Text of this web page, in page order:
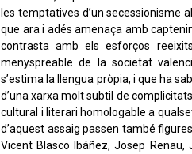
les temptatives d’un secessionisme
que ara i adés amenaça amb
contrasta amb els esforços
menyspreable de la societat
s’estima la llengua pròpia, i que ha
d’una xarxa molt subtil de
cultural i literari homologable a
d’aquest assaig passen també
Vicent Blasco Ibáñez, Josep Renau,